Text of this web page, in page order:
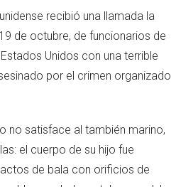
recibió una llamada la
de octubre, de funcionarios de
Unidos con una terrible
por el crimen organizado
no satisface al también marino,
el cuerpo de su hijo fue
de bala con orificios de